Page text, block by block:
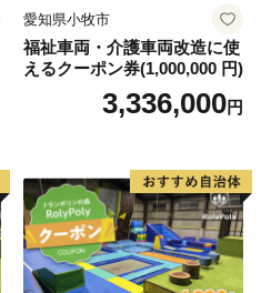
愛知県小牧市
福祉車両・介護車両改造に使
えるクーポン券(1,000,000 円)
3,336,000円